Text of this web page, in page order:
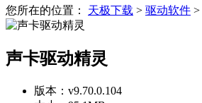
您所在的位置： 天极下载 > 驱动软件 >
声卡驱动精灵
版本： v9.70.0.104